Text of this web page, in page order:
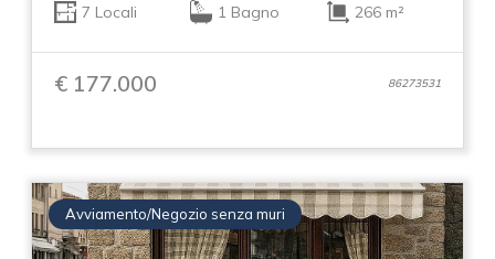
7 Locali 1 Bagno 266 m²
€ 177.000 86273531
Avviamento/Negozio senza muri